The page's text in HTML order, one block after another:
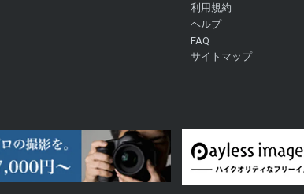
利用規約
ヘルプ
FAQ
サイトマップ